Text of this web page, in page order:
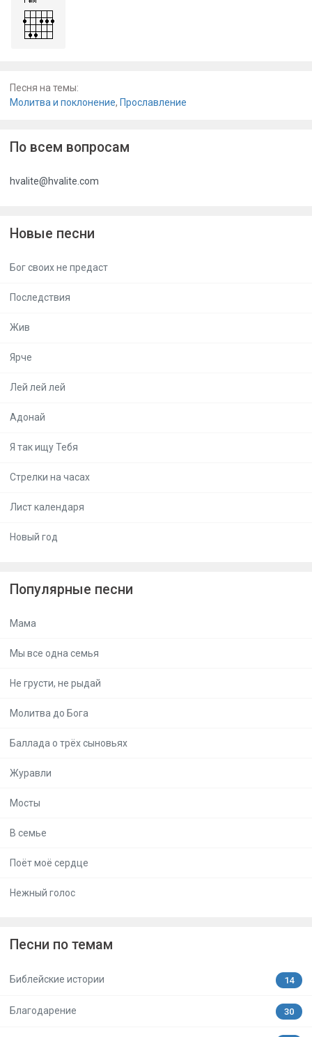
Песня на темы:
Молитва и поклонение, Прославление
По всем вопросам
hvalite@hvalite.com
Новые песни
Бог своих не предаст
Последствия
Жив
Ярче
Лей лей лей
Адонай
Я так ищу Тебя
Стрелки на часах
Лист календаря
Новый год
Популярные песни
Мама
Мы все одна семья
Не грусти, не рыдай
Молитва до Бога
Баллада о трёх сыновьях
Журавли
Мосты
В семье
Поёт моё сердце
Нежный голос
Песни по темам
Библейские истории 14
Благодарение 30